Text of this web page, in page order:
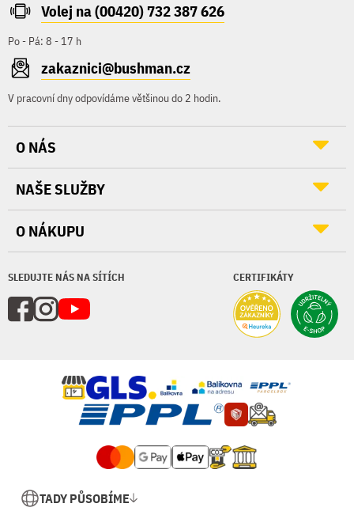
Volej na (00420) 732 387 626
Po - Pá: 8 - 17 h
zakaznici@bushman.cz
V pracovní dny odpovídáme většinou do 2 hodin.
SLEDUJTE NÁS NA SÍTÍCH CERTIFIKÁTY
O NÁS
NAŠE SLUŽBY
O NÁKUPU
TADY PŮSOBÍME